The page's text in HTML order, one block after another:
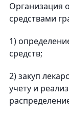
Организация
средствами
1)
средств;
2) закуп
учету и